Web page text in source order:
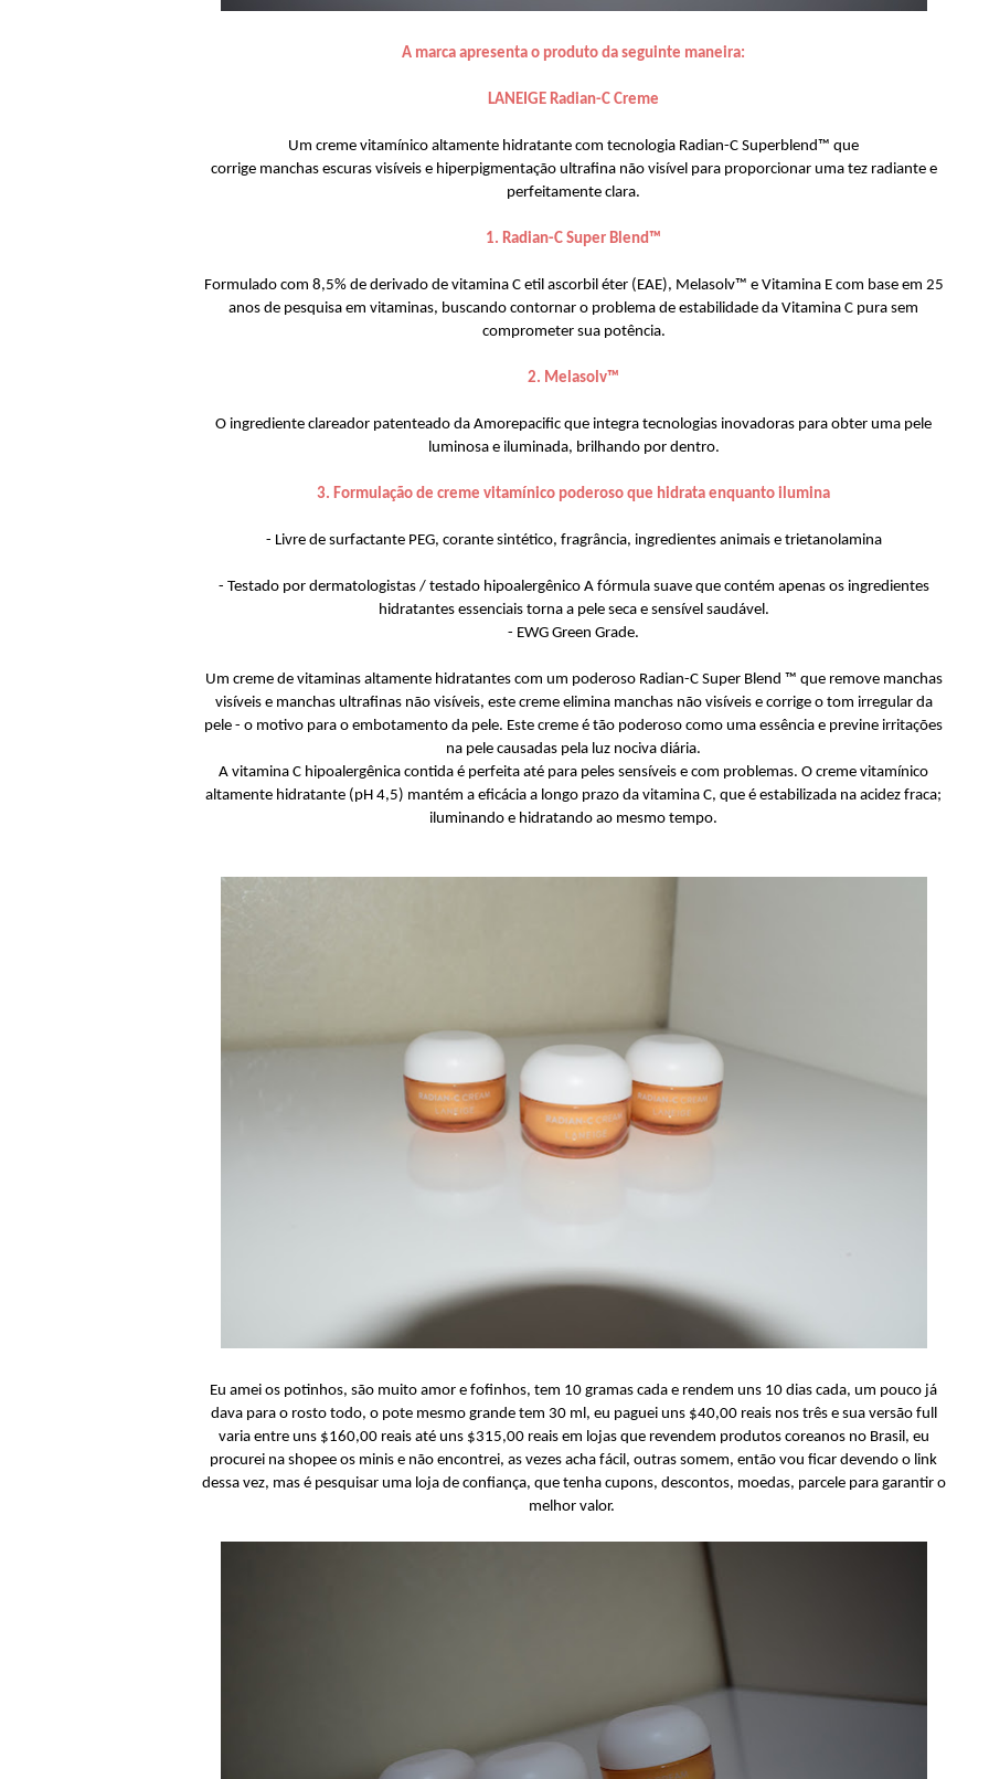
A marca apresenta o produto da seguinte maneira:
LANEIGE Radian-C Creme
Um creme vitamínico altamente hidratante com tecnologia Radian-C Superblend™ que
corrige manchas escuras visíveis e hiperpigmentação ultrafina não visível para proporcionar uma tez radiante e
perfeitamente clara.
1. Radian-C Super Blend™
Formulado com 8,5% de derivado de vitamina C etil ascorbil éter (EAE), Melasolv™ e Vitamina E com base em 25
anos de pesquisa em vitaminas, buscando contornar o problema de estabilidade da Vitamina C pura sem
comprometer sua potência.
2. Melasolv™
O ingrediente clareador patenteado da Amorepacific que integra tecnologias inovadoras para obter uma pele
luminosa e iluminada, brilhando por dentro.
3. Formulação de creme vitamínico poderoso que hidrata enquanto ilumina
- Livre de surfactante PEG, corante sintético, fragrância, ingredientes animais e trietanolamina
- Testado por dermatologistas / testado hipoalergênico A fórmula suave que contém apenas os ingredientes
hidratantes essenciais torna a pele seca e sensível saudável.
- EWG Green Grade.
Um creme de vitaminas altamente hidratantes com um poderoso Radian-C Super Blend ™ que remove manchas
visíveis e manchas ultrafinas não visíveis, este creme elimina manchas não visíveis e corrige o tom irregular da
pele - o motivo para o embotamento da pele. Este creme é tão poderoso como uma essência e previne irritações
na pele causadas pela luz nociva diária.
A vitamina C hipoalergênica contida é perfeita até para peles sensíveis e com problemas. O creme vitamínico
altamente hidratante (pH 4,5) mantém a eficácia a longo prazo da vitamina C, que é estabilizada na acidez fraca;
iluminando e hidratando ao mesmo tempo.
Eu amei os potinhos, são muito amor e fofinhos, tem 10 gramas cada e rendem uns 10 dias cada, um pouco já
dava para o rosto todo, o pote mesmo grande tem 30 ml, eu paguei uns $40,00 reais nos três e sua versão full
varia entre uns $160,00 reais até uns $315,00 reais em lojas que revendem produtos coreanos no Brasil, eu
procurei na shopee os minis e não encontrei, as vezes acha fácil, outras somem, então vou ficar devendo o link
dessa vez, mas é pesquisar uma loja de confiança, que tenha cupons, descontos, moedas, parcele para garantir o
melhor valor.